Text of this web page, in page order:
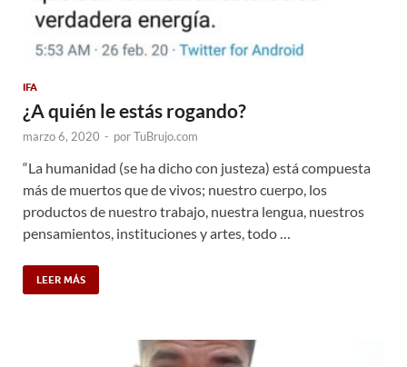
IFA
¿A quién le estás rogando?
marzo 6, 2020 - porTuBrujo.com
“La humanidad (se ha dicho con justeza) está compuesta
más de muertos que de vivos; nuestro cuerpo, los
productos de nuestro trabajo, nuestra lengua, nuestros
pensamientos, instituciones y artes, todo …
LEER MÁS